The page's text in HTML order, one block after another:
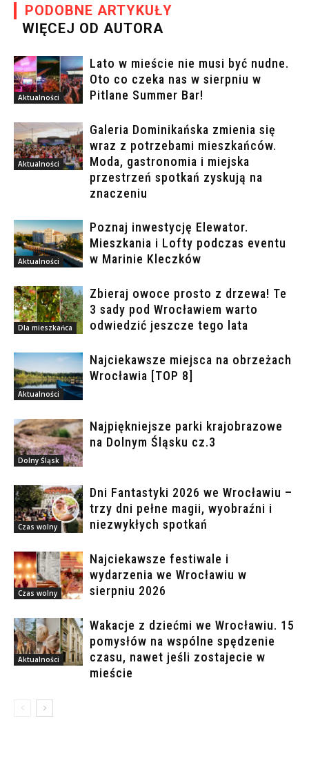
PODOBNE ARTYKUŁY
WIĘCEJ OD AUTORA
Aktualności
Lato w mieście nie musi być nudne.
Oto co czeka nas w sierpniu w
Pitlane Summer Bar!
Aktualności
Galeria Dominikańska zmienia się
wraz z potrzebami mieszkańców.
Moda, gastronomia i miejska
przestrzeń spotkań zyskują na
znaczeniu
Aktualności
Poznaj inwestycję Elewator.
Mieszkania i Lofty podczas eventu
w Marinie Kleczków
Dla mieszkańca
Zbieraj owoce prosto z drzewa! Te
3 sady pod Wrocławiem warto
odwiedzić jeszcze tego lata
Aktualności
Najciekawsze miejsca na obrzeżach
Wrocławia [TOP 8]
Dolny Śląsk
Najpiękniejsze parki krajobrazowe
na Dolnym Śląsku cz.3
Czas wolny
Dni Fantastyki 2026 we Wrocławiu –
trzy dni pełne magii, wyobraźni i
niezwykłych spotkań
Czas wolny
Najciekawsze festiwale i
wydarzenia we Wrocławiu w
sierpniu 2026
Aktualności
Wakacje z dziećmi we Wrocławiu. 15
pomysłów na wspólne spędzenie
czasu, nawet jeśli zostajecie w
mieście